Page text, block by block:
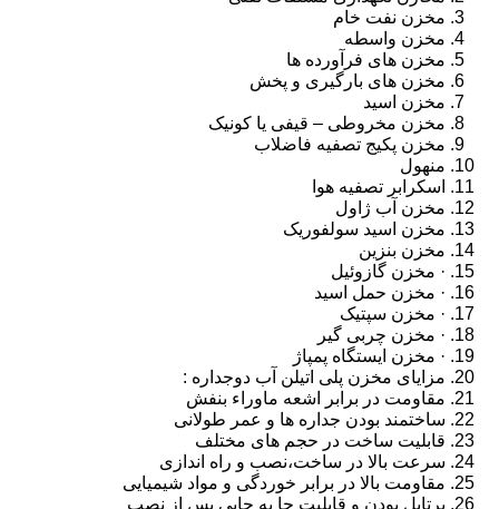
مخزن نفت خام
مخزن واسطه
مخزن های فرآورده ها
مخزن های بارگیری و پخش
مخزن اسید
مخزن مخروطی – قیفی یا کونیک
مخزن پکیج تصفیه فاضلاب
منهول
اسکرابر تصفیه هوا
مخزن آب ژاول
مخزن اسید سولفوریک
مخزن بنزین
· مخزن گازوئیل
· مخزن حمل اسید
· مخزن سپتیک
· مخزن چربی گیر
· مخزن ایستگاه پمپاژ
مزایای مخزن پلی اتیلن آب دوجداره :
مقاومت در برابر اشعه ماوراء بنفش
ساختمند بودن جداره ها و عمر طولانی
قابلیت ساخت در حجم های مختلف
سرعت بالا در ساخت،نصب و راه اندازی
مقاومت بالا در برابر خوردگی و مواد شیمیایی
پرتابل بودن و قابلیت جا به جایی پس از نصب